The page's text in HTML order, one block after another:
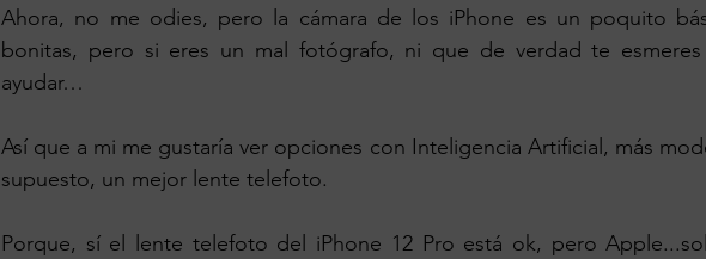
Ahora, no me odies, pero la cámara de los iPhone es un poquito
bonitas, pero si eres un mal fotógrafo, ni que de verdad te
ayudar…
Así que a mi me gustaría ver opciones con Inteligencia Artificial, más
supuesto, un mejor lente telefoto.
Porque, sí el lente telefoto del iPhone 12 Pro está ok, pero